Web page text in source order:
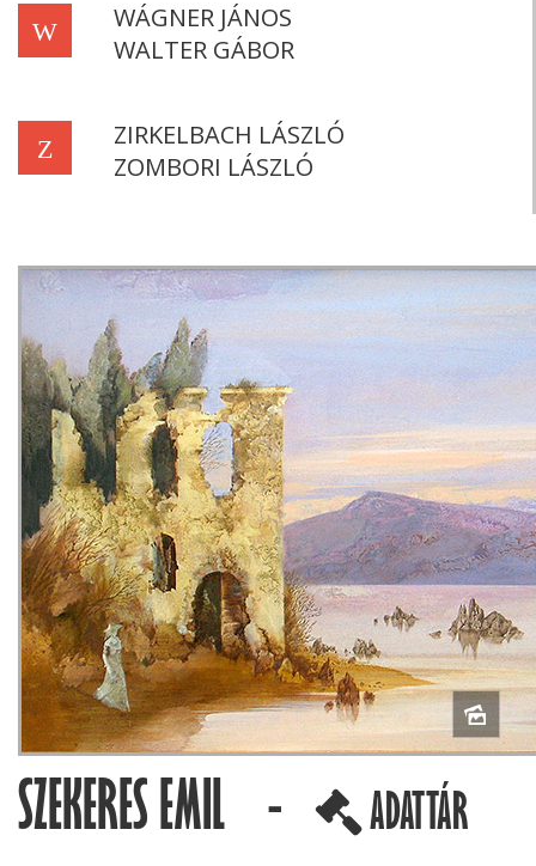
W
WÁGNER JÁNOS
WALTER GÁBOR
Z
ZIRKELBACH LÁSZLÓ
ZOMBORI LÁSZLÓ
SZEKERES EMIL - ADATTÁR